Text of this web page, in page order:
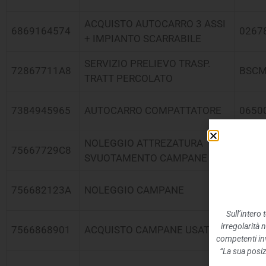
6869164574
ACQUISTO AUTOCARRO 3 ASSI
+ IMPIANTO SCARRABILE
72867711A8
SERVIZIO PRELIEVO TRASP.
TRATT PERCOLATO
7384945965 AUTOCARRO COMPATTATORE
75667729C8
NOLEGGIO ATTREZATURA
SVUOTAMENTO CAMPANE
756682123A NOLEGGIO CAMPANE
7566868901 ACQUISTO CAMPANE USATE
irregolarità
competenti
“La sua